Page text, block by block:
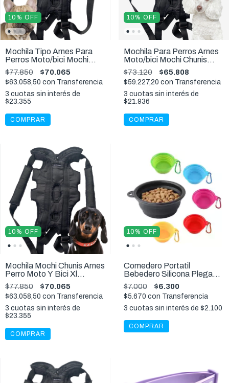
10% OFF
Mochila Tipo Arnes Para
Perros Moto/bici Mochi
Chunis Talle XL - 8 a 12 Kg
$77.850 $70.065
$63.058,50 con Transferencia
3 cuotas sin interés de
$23.355
COMPRAR
10% OFF
Mochila Para Perros Arnes
Moto/bici Mochi Chunis
Talle L - 3 a 6 Kg
$73.120 $65.808
$59.227,20 con Transferencia
3 cuotas sin interés de
$21.936
COMPRAR
10% OFF
Mochila Mochi Chunis Arnes
Perro Moto Y Bici Xl
Especial 5,5 A 8kl
$77.850 $70.065
$63.058,50 con Transferencia
3 cuotas sin interés de
$23.355
COMPRAR
10% OFF
Comedero Portatil
Bebedero Silicona Plegable
Viajes Mascotas
$7.000 $6.300
$5.670 con Transferencia
3 cuotas sin interés de $2.100